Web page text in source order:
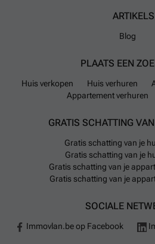
ARTIKELS
Blog
PLAATS EEN
Huis verkopen Huis verhuren
Appartement verhuren
GRATIS SCHATTING
Gratis schatting van je
Gratis schatting van je
Gratis schatting van je
Gratis schatting van je
SOCIALE
Immovlan.be op Facebook